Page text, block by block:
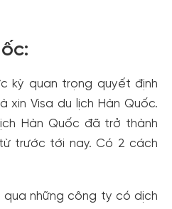
kỳ quan trọng quyết định
xin Visa du lịch Hàn Quốc.
Hàn Quốc đã trở thành
trước tới nay. Có 2 cách
những công ty có dịch